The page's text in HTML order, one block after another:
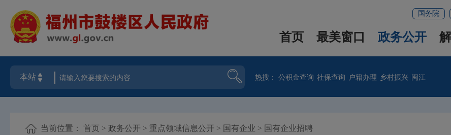
国务院
首页 最美窗口 政务公开
热搜：公积金查询 社保查询 户籍办理 乡村振兴 闽江
当前位置： 首页 > 政务公开 > 重点领域信息公开 > 国有企业 > 国有企业招聘